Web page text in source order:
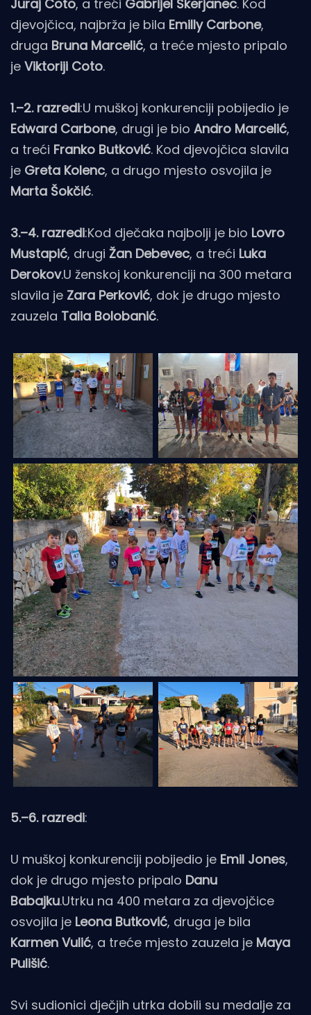
Juraj Coto, a treći Gabrijel Škerjanec. Kod
djevojčica, najbrža je bila Emilly Carbone,
druga Bruna Marcelić, a treće mjesto pripalo
je Viktoriji Coto.
1.–2. razredi:U muškoj konkurenciji pobijedio je
Edward Carbone, drugi je bio Andro Marcelić,
a treći Franko Butković. Kod djevojčica slavila
je Greta Kolenc, a drugo mjesto osvojila je
Marta Šokčić.
3.–4. razredi:Kod dječaka najbolji je bio Lovro
Mustapić, drugi Žan Debevec, a treći Luka
Derokov.U ženskoj konkurenciji na 300 metara
slavila je Zara Perković, dok je drugo mjesto
zauzela Talia Bolobanić.
5.–6. razredi:
U muškoj konkurenciji pobijedio je Emil Jones,
dok je drugo mjesto pripalo Danu
Babajku.Utrku na 400 metara za djevojčice
osvojila je Leona Butković, druga je bila
Karmen Vulić, a treće mjesto zauzela je Maya
Pulišić.
Svi sudionici dječjih utrka dobili su medalje za